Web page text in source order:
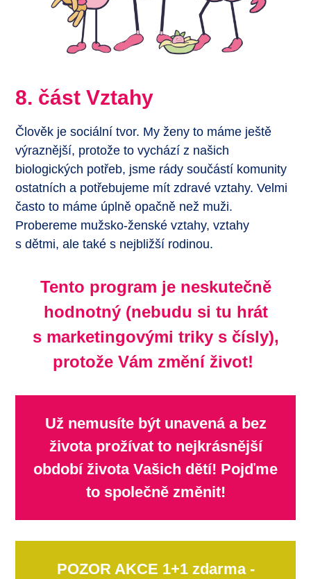
8. část Vztahy
Člověk je sociální tvor. My ženy to máme ještě
výraznější, protože to vychází z našich
biologických potřeb, jsme rády součástí komunity
ostatních a potřebujeme mít zdravé vztahy. Velmi
často to máme úplně opačně než muži.
Probereme mužsko-ženské vztahy, vztahy
s dětmi, ale také s nejbližší rodinou.
Tento program je neskutečně
hodnotný (nebudu si tu hrát
s marketingovými triky s čísly),
protože Vám změní život!
Už nemusíte být unavená a bez
života prožívat to nejkrásnější
období života Vašich dětí! Pojďme
to společně změnit!
POZOR AKCE 1+1 zdarma -